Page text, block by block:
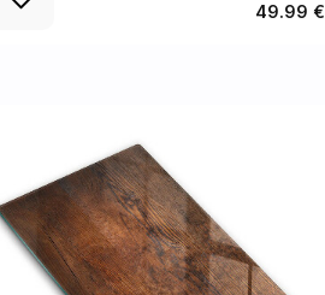
49.99 €